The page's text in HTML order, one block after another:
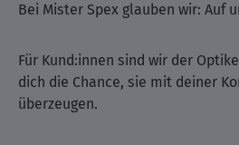
Bei Mister Spex glauben wir: Auf
Für Kund:innen sind wir der
dich die Chance, sie mit deiner
überzeugen.